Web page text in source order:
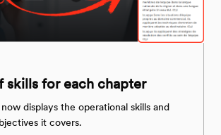
skills for each chapter
displays the operational skills and
it covers.